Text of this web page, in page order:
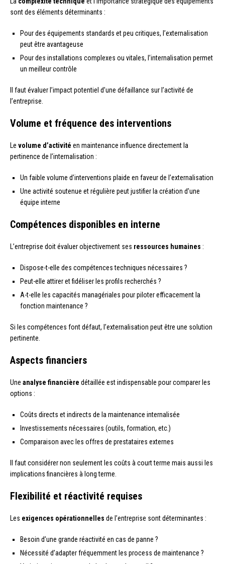
sont des éléments déterminants :
Pour des équipements standards et peu critiques, l’externalisation
peut être avantageuse
Pour des installations complexes ou vitales, l’internalisation permet
un meilleur contrôle
Il faut évaluer l’impact potentiel d’une défaillance sur l’activité de
l’entreprise.
Volume et fréquence des interventions
Le volume d’activité en maintenance influence directement la
pertinence de l’internalisation :
Un faible volume d’interventions plaide en faveur de l’externalisation
Une activité soutenue et régulière peut justifier la création d’une
équipe interne
Compétences disponibles en interne
L’entreprise doit évaluer objectivement ses ressources humaines :
Dispose-t-elle des compétences techniques nécessaires ?
Peut-elle attirer et fidéliser les profils recherchés ?
A-t-elle les capacités managériales pour piloter efficacement la
fonction maintenance ?
Si les compétences font défaut, l’externalisation peut être une solution
pertinente.
Aspects financiers
Une analyse financière détaillée est indispensable pour comparer les
options :
Coûts directs et indirects de la maintenance internalisée
Investissements nécessaires (outils, formation, etc.)
Comparaison avec les offres de prestataires externes
Il faut considérer non seulement les coûts à court terme mais aussi les
implications financières à long terme.
Flexibilité et réactivité requises
Les exigences opérationnelles de l’entreprise sont déterminantes :
Besoin d’une grande réactivité en cas de panne ?
Nécessité d’adapter fréquemment les process de maintenance ?